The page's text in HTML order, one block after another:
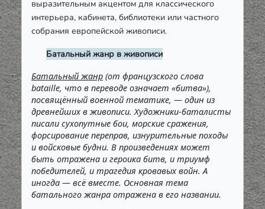
выразительным акцентом для классического
интерьера, кабинета, библиотеки или частного
собрания европейской живописи.
Батальный жанр в живописи
Батальный жанр (от французского слова
bataille, что в переводе означает «битва»),
посвящённый военной тематике, — один из
древнейших в живописи. Художники-баталисты
писали сухопутные бои, морские сражения,
форсирование переправ, изнурительные походы
и войсковые будни. В произведениях может
быть отражена и героика битв, и триумф
победителей, и трагедия кровавых войн. А
иногда — всё вместе. Основная тема
батального жанра отражена в его названии.